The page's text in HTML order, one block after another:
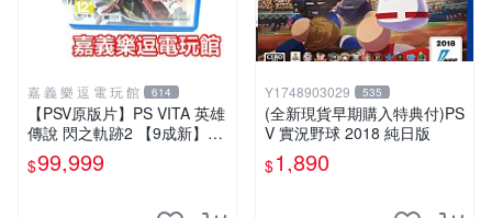
嘉 義 樂 逗 電 玩 館 614
【PSV原版片】PS VITA 英雄
傳說 閃之軌跡2 【9成新】✪
中文中古二手✪嘉義樂逗電玩
館
$99,999
Y1748903029 535
(全新現貨早期購入特典付)PS
V 實況野球 2018 純日版
$1,890